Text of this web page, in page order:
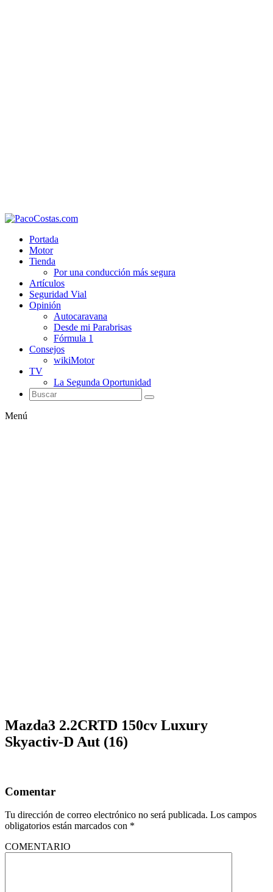
Portada
Motor
Tienda
Por una conducción más segura
Artículos
Seguridad Vial
Opinión
Autocaravana
Desde mi Parabrisas
Fórmula 1
Consejos
wikiMotor
TV
La Segunda Oportunidad
Menú
Mazda3 2.2CRTD 150cv Luxury
Skyactiv-D Aut (16)
Comentar
Tu dirección de correo electrónico no será publicada. Los campos
obligatorios están marcados con *
COMENTARIO